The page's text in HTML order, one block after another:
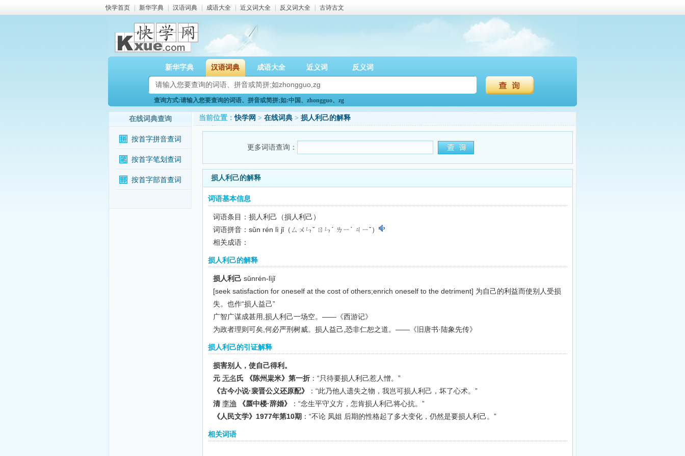
快学首页 新华字典 汉语词典 成语大全 近义词大全 反义词大全 古诗古文
新华字典 汉语词典 成语大全 近义词 反义词
查询方式:请输入您要查询的词语、拼音或简拼;如:中国、zhongguo、zg
在线词典查询
按首字拼音查词
按首字笔划查词
按首字部首查词
当前位置：快学网 > 在线词典 > 损人利己的解释
更多词语查询：
损人利己的解释
词语基本信息
词语条目：损人利己（損人利己）
词语拼音：sǔn rén lì jǐ（ㄙㄨㄣˇ ㄖㄣˊ ㄌㄧˋ ㄐㄧˇ）
相关成语：
损人利己的解释
损人利己 sǔnrén-lìjǐ
[seek satisfaction for oneself at the cost of others;enrich oneself to the detriment] 为自己的利益而使别人受损
失。也作“损人益己”
广智广谋成甚用,损人利己一场空。——《西游记》
为政者理则可矣,何必严刑树威。损人益己,恐非仁恕之道。——《旧唐书·陆象先传》
损人利己的引证解释
损害别人，使自己得利。
元 无名氏 《陈州粜米》第一折：“只待要损人利己惹人憎。”
《古今小说·裴晋公义还原配》
：“此乃他人遗失之物，我岂可损人利己，坏了心术。”
清 李渔 《蜃中楼·辞婚》
：“念生平守义方，怎肯损人利己将心抗。”
《人民文学》1977年第10期 ：“不论 凤姐 后期的性格起了多大变化，仍然是要损人利己。”
相关词语